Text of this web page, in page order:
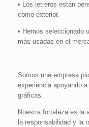
• Los letreros están
como exterior.
• Hemos seleccionado
más usadas en el
Somos una empresa
experiencia apoyando
gráficas.
Nuestra fortaleza es la
la responsabilidad y la